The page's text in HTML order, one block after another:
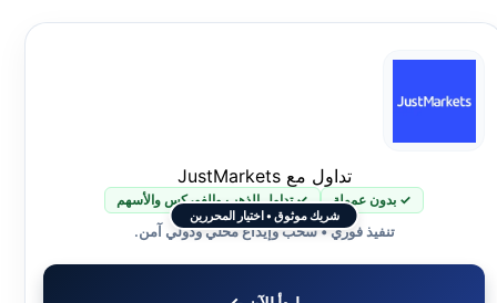
شريك موثوق • اختيار المحررين
تداول مع JustMarkets
✓ بدون عمولة ✓ تداول الذهب والفوركس والأسهم
تنفيذ فوري • سحب وإيداع محلي ودولي آمن.